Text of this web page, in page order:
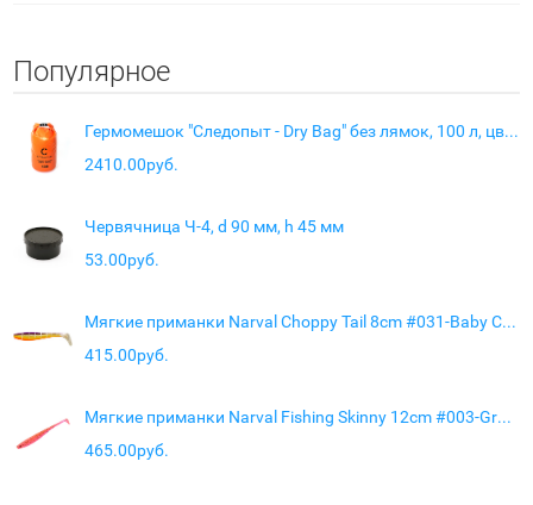
Популярное
Гермомешок "Следопыт - Dry Bag" без лямок, 100 л, цв. оранжевый
2410.00руб.
Червячница Ч-4, d 90 мм, h 45 мм
53.00руб.
Мягкие приманки Narval Choppy Tail 8cm #031-Baby Chu
415.00руб.
Мягкие приманки Narval Fishing Skinny 12cm #003-Grape Violet
465.00руб.